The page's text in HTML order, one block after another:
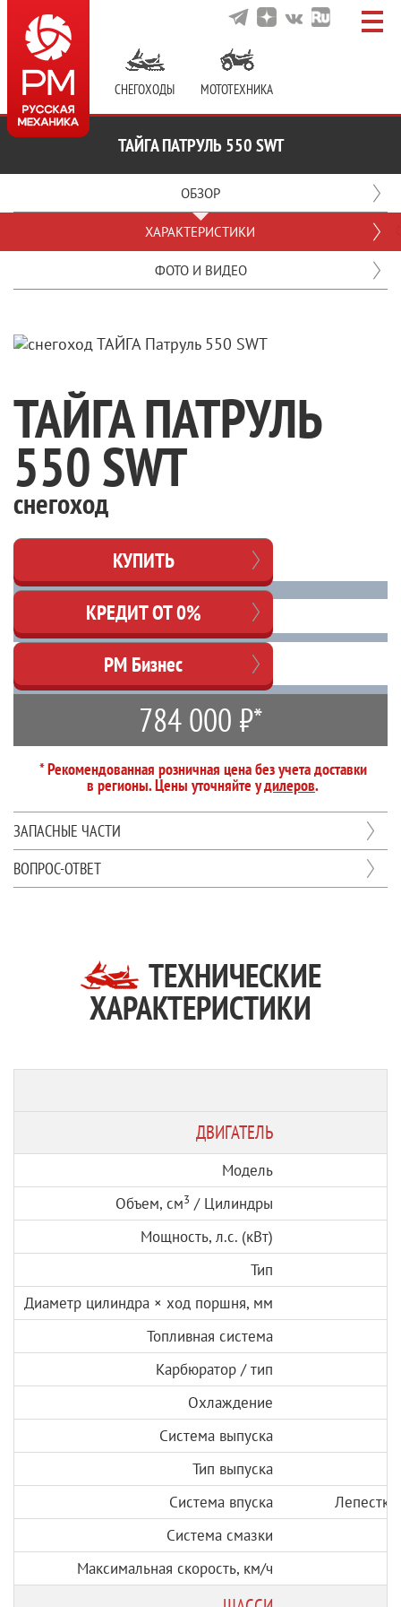
СНЕГОХОДЫ МОТОТЕХНИКА
ТАЙГА ПАТРУЛЬ 550 SWT
ОБЗОР
ХАРАКТЕРИСТИКИ
ФОТО И ВИДЕО
ТАЙГА ПАТРУЛЬ
550 SWT
снегоход
КУПИТЬ
КРЕДИТ ОТ 0%
РМ Бизнес
784 000 ₽*
* Рекомендованная розничная цена без учета доставки
в регионы. Цены уточняйте удилеров.
ЗАПАСНЫЕ ЧАСТИ
ВОПРОС-ОТВЕТ
ТЕХНИЧЕСКИЕ
ХАРАКТЕРИСТИКИ
ДВИГАТЕЛЬ
Модель
Объем, см3 / Цилиндры
Мощность, л.с. (кВт)
Тип
Диаметр цилиндра × ход поршня, мм
Топливная система
Карбюратор / тип
Охлаждение
Система выпуска
Тип выпуска
Система впуска
Система смазки
Максимальная скорость, км/ч